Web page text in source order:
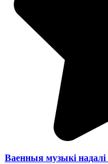
Ваенныя музыкі надалі